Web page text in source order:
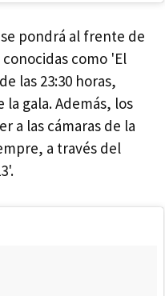
se pondrá al frente de
como 'El
las 23:30 horas,
gala. Además, los
a las cámaras de la
a través del